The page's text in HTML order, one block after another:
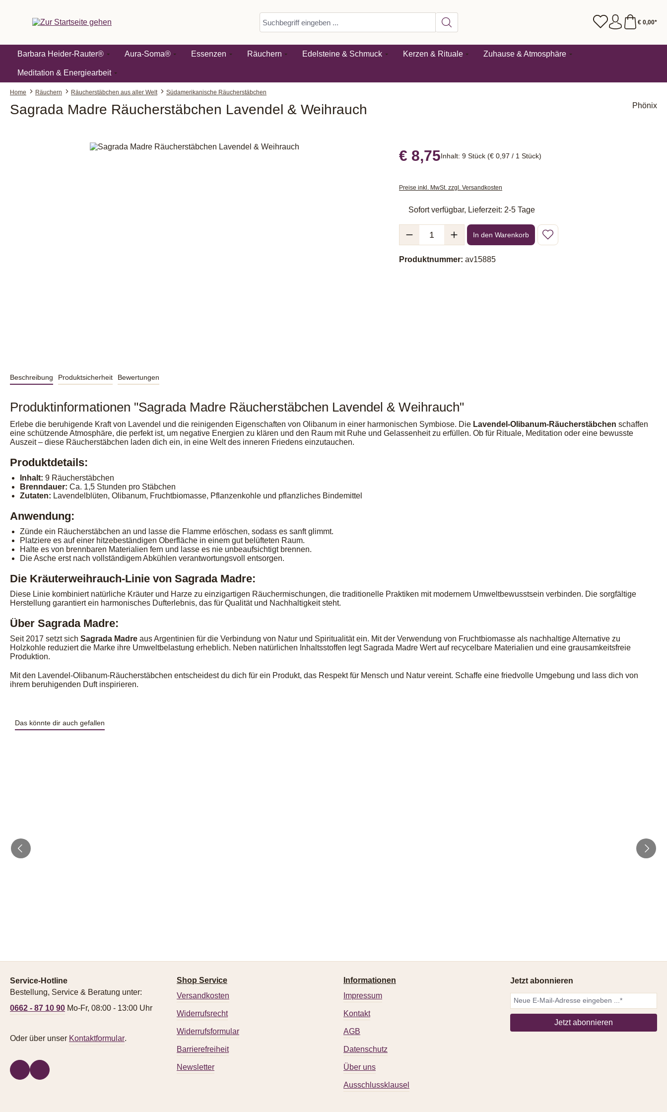
€ 0,00*
Barbara Heider-Rauter® Aura-Soma® Essenzen Räuchern Edelsteine & Schmuck Kerzen & Rituale Zuhause & Atmosphäre
Meditation & Energiearbeit
Home Räuchern Räucherstäbchen aus aller Welt Südamerikanische Räucherstäbchen
Sagrada Madre Räucherstäbchen Lavendel & Weihrauch Phönix
Bildergalerie überspringen
€ 8,75Inhalt: 9 Stück (€ 0,97 / 1 Stück)
Preise inkl. MwSt. zzgl. Versandkosten
Sofort verfügbar, Lieferzeit: 2-5 Tage
Produkt Anzahl: Gib den gewünschten Wert ein oder benutze die Schaltflächen
In den Warenkorb
Produktnummer: av15885
Beschreibung Produktsicherheit Bewertungen
Produktinformationen "Sagrada Madre Räucherstäbchen Lavendel & Weihrauch"
Erlebe die beruhigende Kraft von Lavendel und die reinigenden Eigenschaften von Olibanum in einer harmonischen Symbiose. Die Lavendel-Olibanum-Räucherstäbchen schaffen
eine schützende Atmosphäre, die perfekt ist, um negative Energien zu klären und den Raum mit Ruhe und Gelassenheit zu erfüllen. Ob für Rituale, Meditation oder eine bewusste
Auszeit – diese Räucherstäbchen laden dich ein, in eine Welt des inneren Friedens einzutauchen.
Produktdetails:
Inhalt: 9 Räucherstäbchen
Brenndauer: Ca. 1,5 Stunden pro Stäbchen
Zutaten: Lavendelblüten, Olibanum, Fruchtbiomasse, Pflanzenkohle und pflanzliches Bindemittel
Anwendung:
Zünde ein Räucherstäbchen an und lasse die Flamme erlöschen, sodass es sanft glimmt.
Platziere es auf einer hitzebeständigen Oberfläche in einem gut belüfteten Raum.
Halte es von brennbaren Materialien fern und lasse es nie unbeaufsichtigt brennen.
Die Asche erst nach vollständigem Abkühlen verantwortungsvoll entsorgen.
Die Kräuterweihrauch-Linie von Sagrada Madre:
Diese Linie kombiniert natürliche Kräuter und Harze zu einzigartigen Räuchermischungen, die traditionelle Praktiken mit modernem Umweltbewusstsein verbinden. Die sorgfältige
Herstellung garantiert ein harmonisches Dufterlebnis, das für Qualität und Nachhaltigkeit steht.
Über Sagrada Madre:
Seit 2017 setzt sich Sagrada Madre aus Argentinien für die Verbindung von Natur und Spiritualität ein. Mit der Verwendung von Fruchtbiomasse als nachhaltige Alternative zu
Holzkohle reduziert die Marke ihre Umweltbelastung erheblich. Neben natürlichen Inhaltsstoffen legt Sagrada Madre Wert auf recycelbare Materialien und eine grausamkeitsfreie
Produktion.
Mit den Lavendel-Olibanum-Räucherstäbchen entscheidest du dich für ein Produkt, das Respekt für Mensch und Natur vereint. Schaffe eine friedvolle Umgebung und lass dich von
ihrem beruhigenden Duft inspirieren.
Das könnte dir auch gefallen
Service-Hotline
Bestellung, Service & Beratung unter:
0662 - 87 10 90 Mo-Fr, 08:00 - 13:00 Uhr
Oder über unser Kontaktformular.
Shop Service
Versandkosten
Widerrufsrecht
Widerrufsformular
Barrierefreiheit
Newsletter
Informationen
Impressum
Kontakt
AGB
Datenschutz
Über uns
Ausschlussklausel
Jetzt abonnieren
Jetzt abonnieren